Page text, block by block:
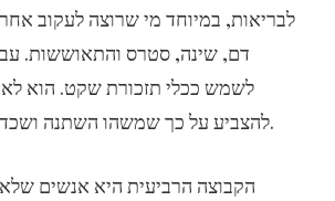
לבריאות, במיוחד מי שרוצה לעקוב
דם, שינה, סטרס והתאוששות.
לשמש ככלי תזכורת שקט. הוא
להצביע על כך שמשהו השתנה ושכדאי לבדוק לעומק.
הקבוצה הרביעית היא אנשים